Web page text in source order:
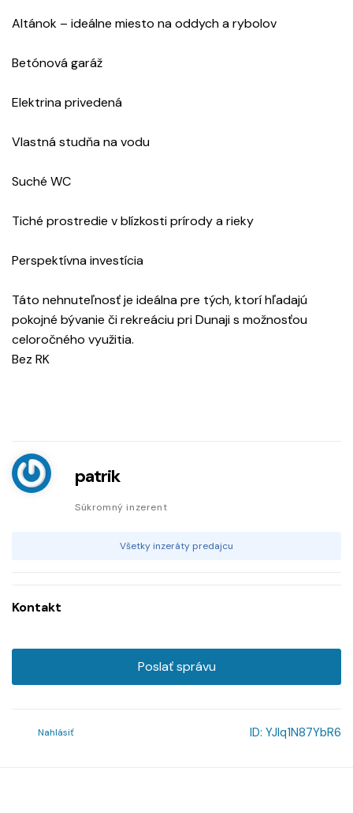
Altánok – ideálne miesto na oddych a rybolov
Betónová garáž
Elektrina privedená
Vlastná studňa na vodu
Suché WC
Tiché prostredie v blízkosti prírody a rieky
Perspektívna investícia
Táto nehnuteľnosť je ideálna pre tých, ktorí hľadajú
pokojné bývanie či rekreáciu pri Dunaji s možnosťou
celoročného využitia.
Bez RK
patrik
Súkromný inzerent
Všetky inzeráty predajcu
Kontakt
Poslať správu
Nahlásiť ID: YJlq1N87YbR6